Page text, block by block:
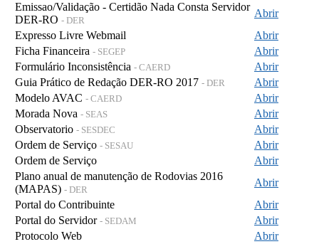
Emissao/Validação - Certidão Nada Consta Servidor
DER-RO - DER
Abrir
Expresso Livre Webmail
Abrir
Ficha Financeira - SEGEP
Abrir
Formulário Inconsistência - CAERD
Abrir
Guia Prático de Redação DER-RO 2017 - DER
Abrir
Modelo AVAC - CAERD
Abrir
Morada Nova - SEAS
Abrir
Observatorio - SESDEC
Abrir
Ordem de Serviço - SESAU
Abrir
Ordem de Serviço
Abrir
Plano anual de manutenção de Rodovias 2016
(MAPAS) - DER
Abrir
Portal do Contribuinte
Abrir
Portal do Servidor - SEDAM
Abrir
Protocolo Web
Abrir